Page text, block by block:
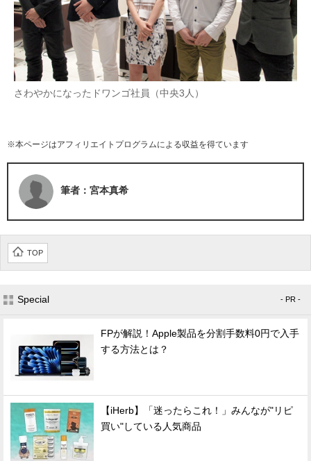
さわやかになったドワンゴ社員（中央3人）
※本ページはアフィリエイトプログラムによる収益を得ています
筆者：宮本真希
TOP
Special - PR -
FPが解説！Apple製品を分割手数料0円で入手
する方法とは？
【iHerb】「迷ったらこれ！」みんなが"リピ
買い"している人気商品